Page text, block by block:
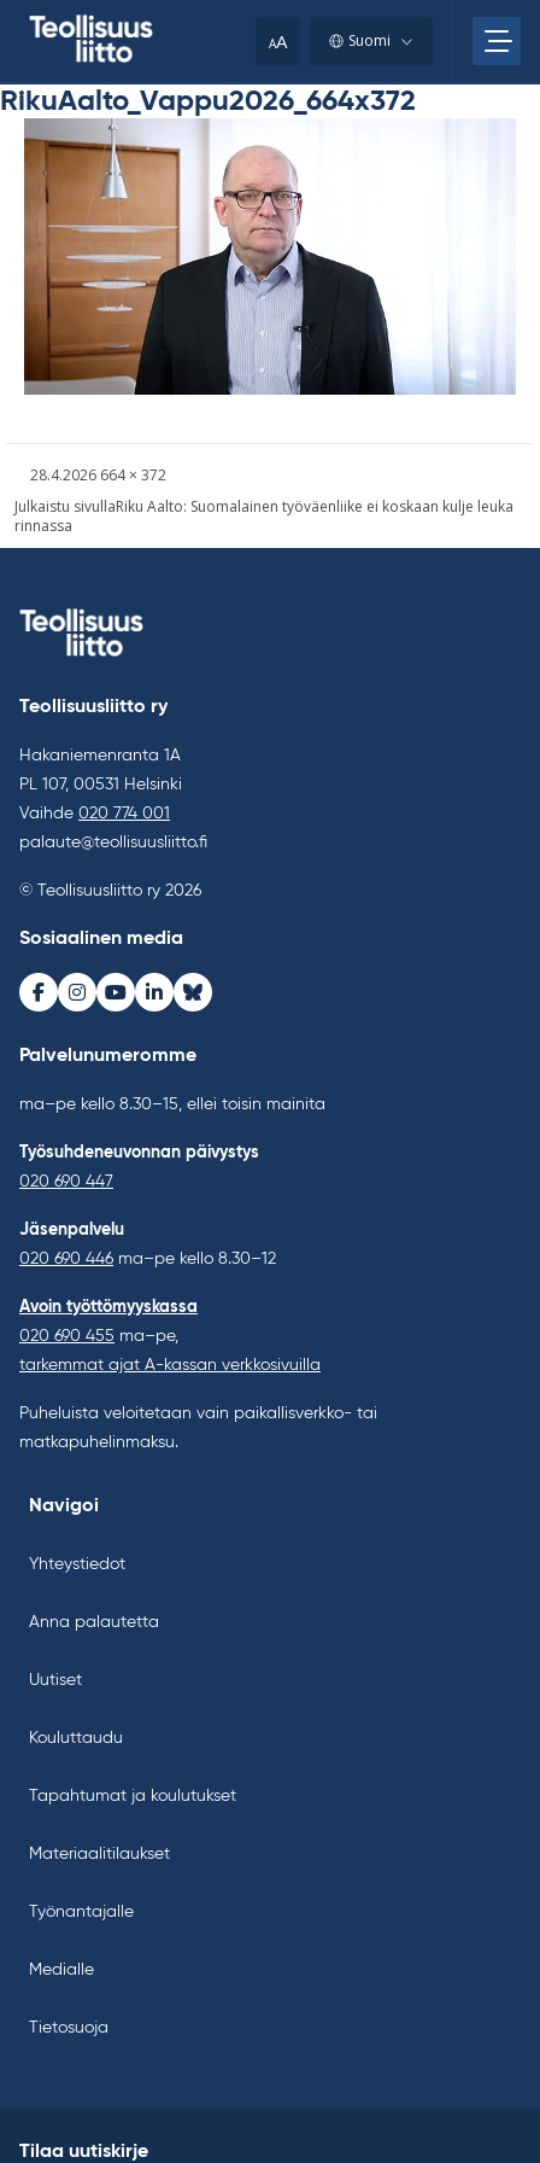
AA Suomi
RikuAalto_Vappu2026_664x372
Kirjoitettu
28.4.2026 Täysikokoinen
664 × 372
Artikkelien
selaus
Julkaistu sivullaRiku Aalto: Suomalainen työväenliike ei koskaan kulje leuka
rinnassa
clipboard.)
Teollisuusliitto ry
Hakaniemenranta 1A
PL 107, 00531 Helsinki
Vaihde 020 774 001
palaute@teollisuusliitto.fi
© Teollisuusliitto ry 2026
Sosiaalinen media
Facebook
Instagram
Youtube
LinkedInBluesky
Palvelunumeromme
ma–pe kello 8.30–15, ellei toisin mainita
Työsuhdeneuvonnan päivystys
020 690 447
Jäsenpalvelu
020 690 446 ma–pe kello 8.30–12
Avoin työttömyyskassa
020 690 455 ma–pe,
tarkemmat ajat A-kassan verkkosivuilla
Puheluista veloitetaan vain paikallisverkko- tai
matkapuhelinmaksu.
Navigoi
Yhteystiedot
Anna palautetta
Uutiset
Kouluttaudu
Tapahtumat ja koulutukset
Materiaalitilaukset
Työnantajalle
Medialle
Tietosuoja
Tilaa uutiskirje